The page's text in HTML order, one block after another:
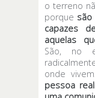
o terreno
porque são
capazes
aquelas
São, no
onde
pessoa